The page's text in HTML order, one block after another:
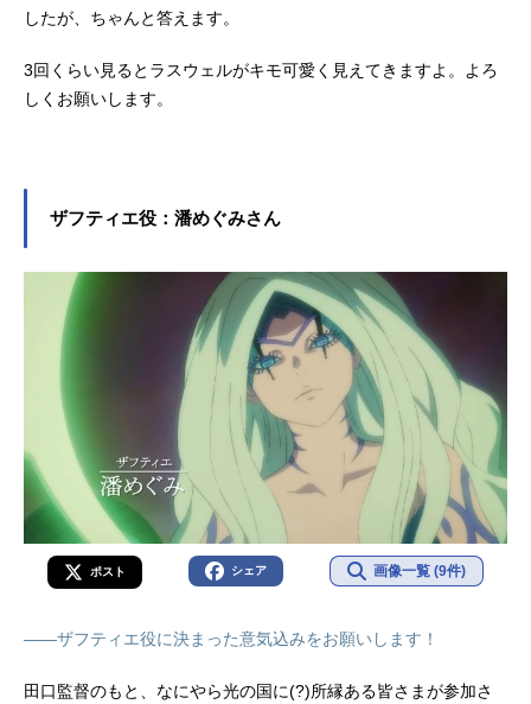
したが、ちゃんと答えます。
3回くらい見るとラスウェルがキモ可愛く見えてきますよ。よろ
しくお願いします。
ザフティエ役：潘めぐみさん
ポスト シェア 画像一覧 (9件)
――ザフティエ役に決まった意気込みをお願いします！
田口監督のもと、なにやら光の国に(?)所縁ある皆さまが参加さ